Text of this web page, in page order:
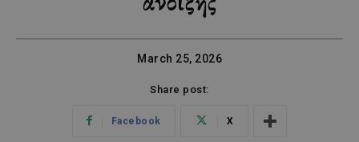
March 25, 2026
Share post:
Facebook X